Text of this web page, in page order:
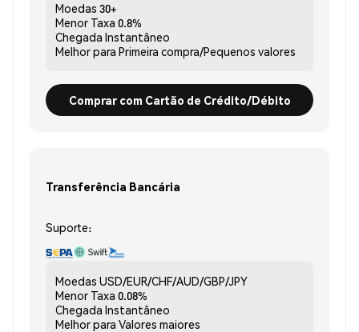
Moedas 30+
Menor Taxa 0.8%
Chegada Instantâneo
Melhor para Primeira compra/Pequenos valores
Comprar com Cartão de Crédito/Débito
Transferência Bancária
Suporte:
Moedas USD/EUR/CHF/AUD/GBP/JPY
Menor Taxa 0.08%
Chegada Instantâneo
Melhor para Valores maiores